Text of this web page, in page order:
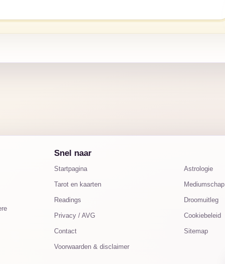
Snel naar
Startpagina Astrologie
Tarot en kaarten Mediumschap
Readings Droomuitleg
Privacy / AVG Cookiebeleid
Contact Sitemap
Voorwaarden & disclaimer